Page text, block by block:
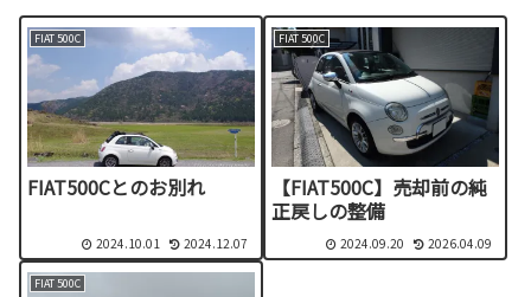
FIAT 500C
FIAT500Cとのお別れ
2024.10.01 2024.12.07
FIAT 500C
【FIAT500C】売却前の純
正戻しの整備
2024.09.20 2026.04.09
FIAT 500C